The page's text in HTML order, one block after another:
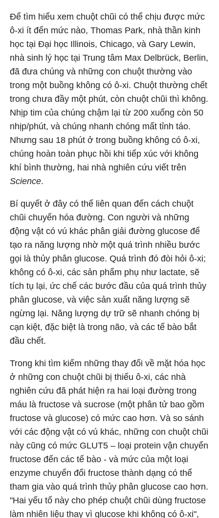
Để tìm hiểu xem chuột chũi có thể chịu được mức
ô-xi ít đến mức nào, Thomas Park, nhà thần kinh
học tại Đại học Illinois, Chicago, và Gary Lewin,
nhà sinh lý học tại Trung tâm Max Delbrück, Berlin,
đã đưa chúng và những con chuột thường vào
trong một buồng không có ô-xi. Chuột thường chết
trong chưa đầy một phút, còn chuột chũi thì không.
Nhịp tim của chúng chậm lại từ 200 xuống còn 50
nhịp/phút, và chúng nhanh chóng mất tỉnh táo.
Nhưng sau 18 phút ở trong buồng không có ô-xi,
chúng hoàn toàn phục hồi khi tiếp xúc với không
khí bình thường, hai nhà nghiên cứu viết trên
Science.
Bí quyết ở đây có thể liên quan đến cách chuột
chũi chuyển hóa đường. Con người và những
động vật có vú khác phân giải đường glucose để
tạo ra năng lượng nhờ một quá trình nhiều bước
gọi là thủy phân glucose. Quá trình đó đòi hỏi ô-xi;
không có ô-xi, các sản phẩm phụ như lactate, sẽ
tích tụ lại, ức chế các bước đầu của quá trình thủy
phân glucose, và việc sản xuất năng lượng sẽ
ngừng lại. Năng lượng dự trữ sẽ nhanh chóng bị
cạn kiệt, đặc biệt là trong não, và các tế bào bắt
đầu chết.
Trong khi tìm kiếm những thay đổi về mặt hóa học
ở những con chuột chũi bị thiếu ô-xi, các nhà
nghiên cứu đã phát hiện ra hai loại đường trong
máu là fructose và sucrose (một phân tử bao gồm
fructose và glucose) có mức cao hơn. Và so sánh
với các động vật có vú khác, những con chuột chũi
này cũng có mức GLUT5 – loại protein vận chuyển
fructose đến các tế bào - và mức của một loại
enzyme chuyển đổi fructose thành dạng có thể
tham gia vào quá trình thủy phân glucose cao hơn.
"Hai yếu tố này cho phép chuột chũi dùng fructose
làm nhiên liệu thay vì glucose khi không có ô-xi",